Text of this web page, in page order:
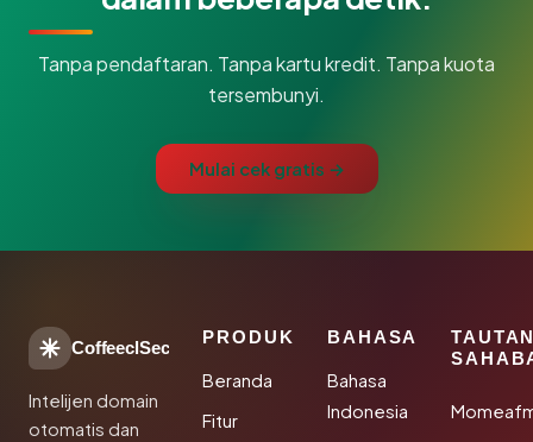
Tanpa pendaftaran. Tanpa kartu kredit. Tanpa kuota
tersembunyi.
Mulai cek gratis →
CoffeeclSec
Intelijen domain
otomatis dan
PRODUK
Beranda
Fitur
BAHASA
Bahasa
Indonesia